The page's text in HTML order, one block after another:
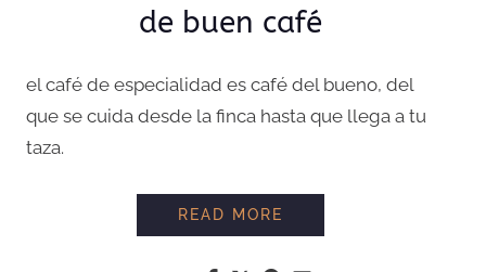
de buen café
el café de especialidad es café del bueno, del
que se cuida desde la finca hasta que llega a tu
taza.
READ MORE